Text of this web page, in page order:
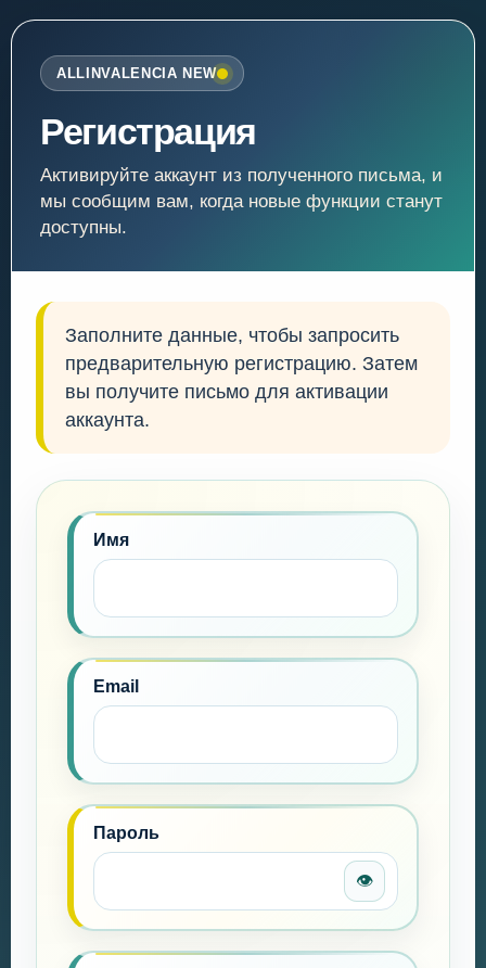
ALLINVALENCIA NEW
Регистрация
Активируйте аккаунт из полученного письма, и
мы сообщим вам, когда новые функции станут
доступны.
Заполните данные, чтобы запросить
предварительную регистрацию. Затем
вы получите письмо для активации
аккаунта.
Имя
Email
Пароль
👁